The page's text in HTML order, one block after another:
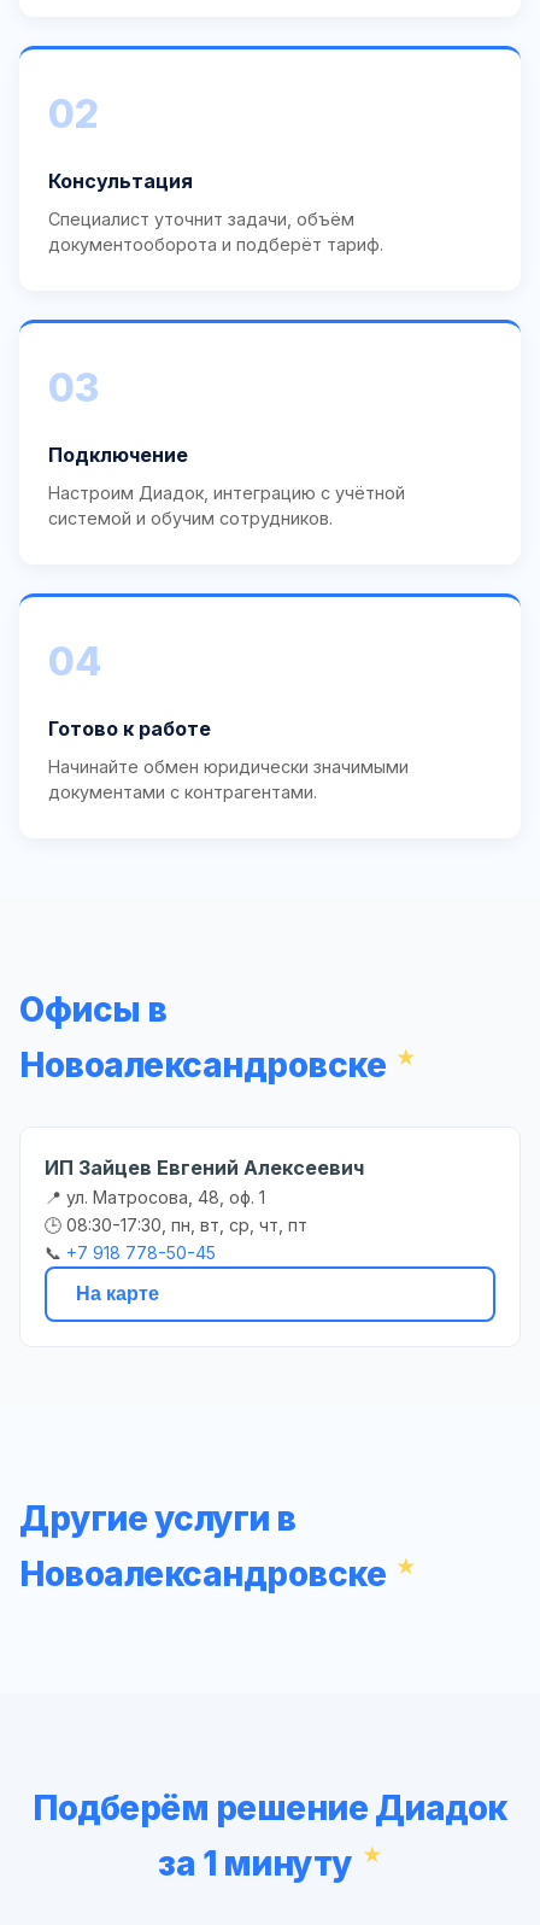
02
Консультация
Специалист уточнит задачи, объём
документооборота и подберёт тариф.
03
Подключение
Настроим Диадок, интеграцию с учётной
системой и обучим сотрудников.
04
Готово к работе
Начинайте обмен юридически значимыми
документами с контрагентами.
Офисы в
Новоалександровске
ИП Зайцев Евгений Алексеевич
📍 ул. Матросова, 48, оф. 1
🕒 08:30-17:30, пн, вт, ср, чт, пт
📞 +7 918 778-50-45
На карте
Другие услуги в
Новоалександровске
Подберём решение Диадок
за 1 минуту